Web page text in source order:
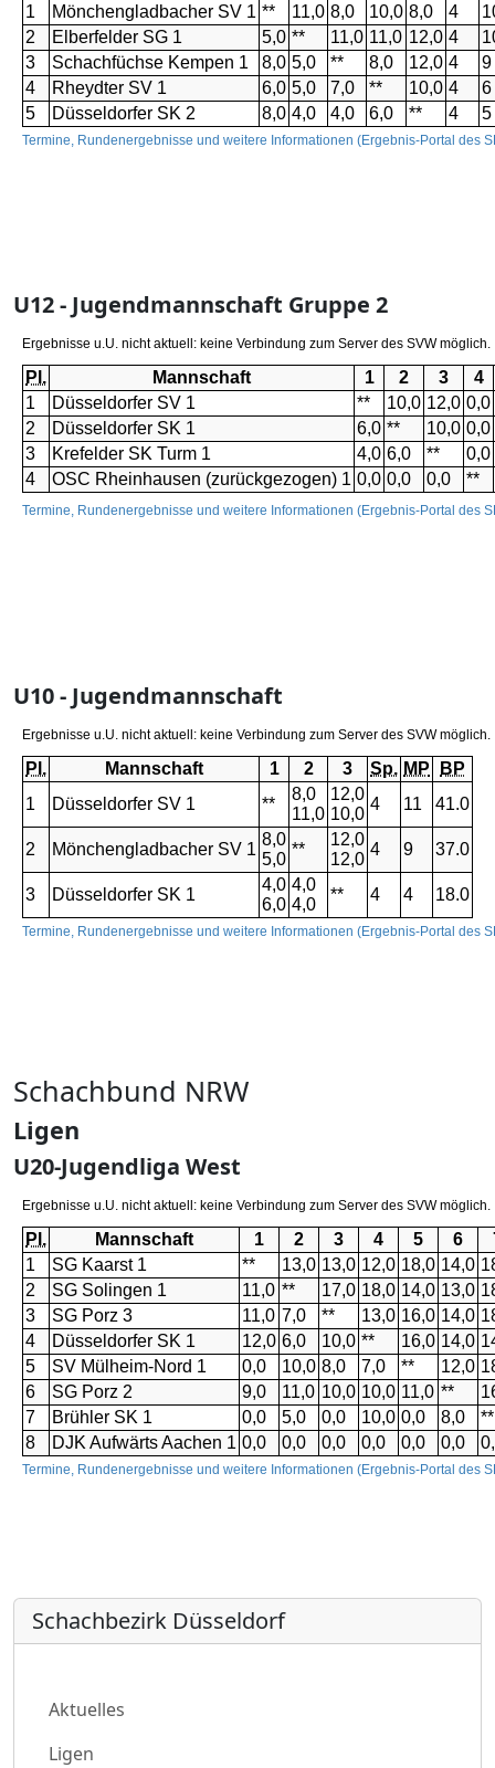
U12 - Jugendmannschaft Gruppe 2
U10 - Jugendmannschaft
Schachbund NRW
Ligen
U20-Jugendliga West
Schachbezirk Düsseldorf
Aktuelles
Ligen